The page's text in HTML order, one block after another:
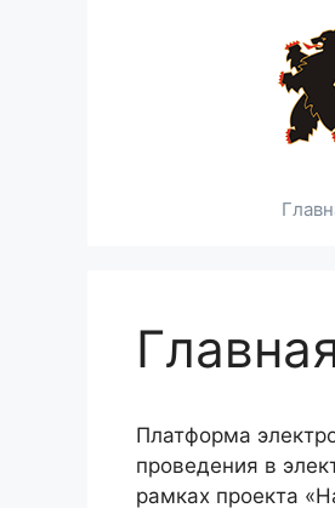
Платформа
проведения в
рамках проекта